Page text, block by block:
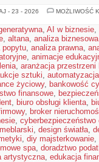
- 23 - 2026
MOŻLIWOŚĆ
, AI w biznesie,
, altana, analiza biznesowa
popytu, analiza prawna,
, animacje
, aranżacja przestrzeni
sztuki,
życiowy, bankowość
finansowe,
, biuro obsługi klienta,
, broker
, cyberbezpieczeństwo
, design światła,
, diy majsterkowanie,
spa, doradztwo
artystyczna, edukacja